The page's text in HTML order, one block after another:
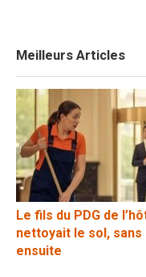
Meilleurs Articles
Le fils du PDG de
nettoyait le sol,
ensuite